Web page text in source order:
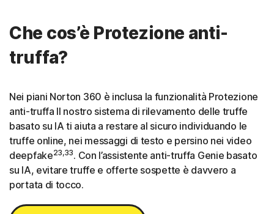
Che cos’è Protezione anti-
truffa?
Nei piani Norton 360 è inclusa la funzionalità Protezione
anti-truffa Il nostro sistema di rilevamento delle truffe
basato su IA ti aiuta a restare al sicuro individuando le
truffe online, nei messaggi di testo e persino nei video
deepfake23,33. Con l’assistente anti-truffa Genie basato
su IA, evitare truffe e offerte sospette è davvero a
portata di tocco.